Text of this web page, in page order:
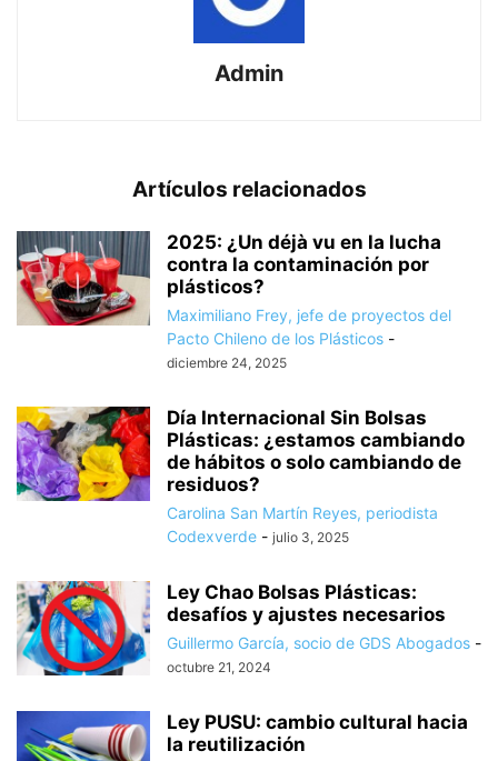
Admin
Artículos relacionados
2025: ¿Un déjà vu en la lucha
contra la contaminación por
plásticos?
Maximiliano Frey, jefe de proyectos del
Pacto Chileno de los Plásticos -
diciembre 24, 2025
Día Internacional Sin Bolsas
Plásticas: ¿estamos cambiando
de hábitos o solo cambiando de
residuos?
Carolina San Martín Reyes, periodista
Codexverde - julio 3, 2025
Ley Chao Bolsas Plásticas:
desafíos y ajustes necesarios
Guillermo García, socio de GDS Abogados -
octubre 21, 2024
Ley PUSU: cambio cultural hacia
la reutilización